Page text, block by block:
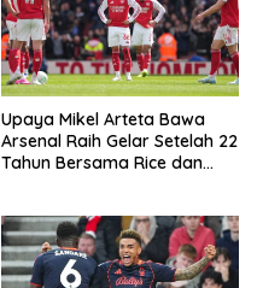
Upaya Mikel Arteta Bawa
Arsenal Raih Gelar Setelah 22
Tahun Bersama Rice dan